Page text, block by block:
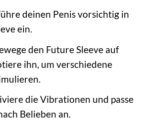
deinen Penis vorsichtig in
ein.
den Future Sleeve auf
ihn, um verschiedene
die Vibrationen und passe
Belieben an.